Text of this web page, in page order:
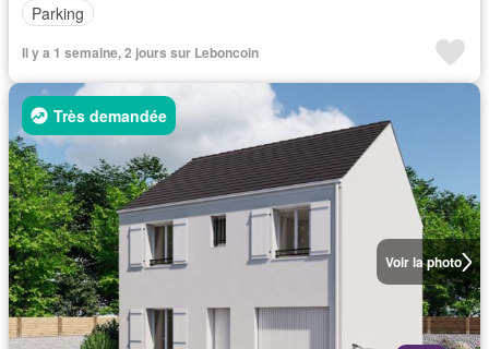
Parking
Il y a 1 semaine, 2 jours sur Leboncoin
Voir la photo
Très demandée